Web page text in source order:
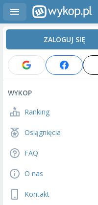
ZALOGUJ SIĘ
WYKOP
Ranking
Osiągnięcia
FAQ
O nas
Kontakt